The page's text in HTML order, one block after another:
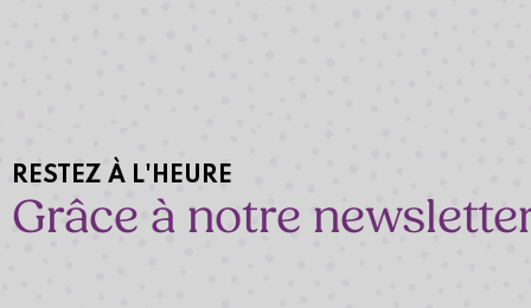
RESTEZ À L'HEURE
Grâce à notre